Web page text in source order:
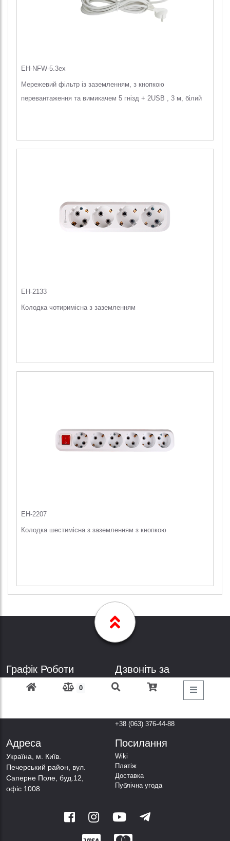
0
EH-NFW-5.3ex
Мережевий фільтр із заземленням, з кнопкою
перевантаження та вимикачем 5 гнізд + 2USB , 3 м, білий
EH-2133
Колодка чотиримісна з заземленням
EH-2207
Колодка шестимісна з заземленням з кнопкою
Графік Роботи
Пн-Пт: з 9: 00 до 18: 00
Субота: вихідний
Дзвоніть за
телефонами
+38 (063) 376-44-88
Адреса
Українa, м. Київ.
Печерський район, вул.
Саперне Поле, буд.12,
офіс 1008
Посилання
Wiki
Платіж
Доставка
Публічна угода